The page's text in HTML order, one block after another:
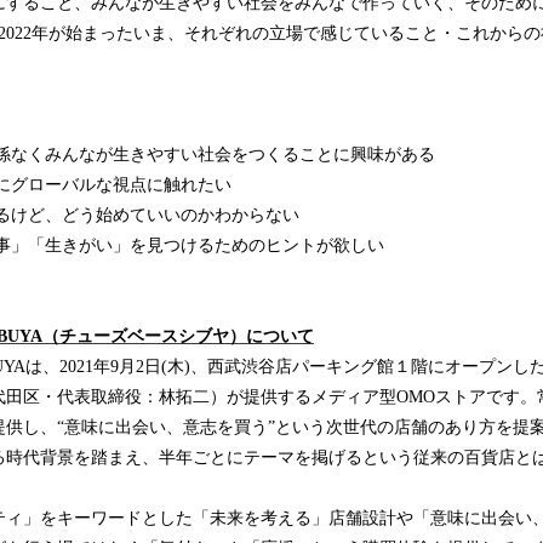
年が始まったいま、それぞれの立場で感じていること・これから
くみんなが生きやすい社会をつくることに興味がある
ローバルな視点に触れたい
ど、どう始めていいのかわからない
「生きがい」を見つけるためのヒントが欲しい
（チューズベースシブヤ）について
は、2021年9月2日(木)、西武渋谷店パーキング館１階にオープンし
区・代表取締役：林拓二）が提供するメディア型OMOストアです
し、“意味に出会い、意志を買う”という次世代の店舗のあり方を提
代背景を踏まえ、半年ごとにテーマを掲げるという従来の百貨店と
」をキーワードとした「未来を考える」店舗設計や「意味に出会い